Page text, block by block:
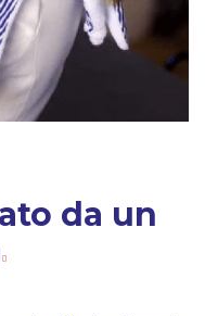
da un